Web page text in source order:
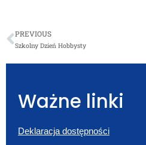
PREVIOUS
Szkolny Dzień Hobbysty
Ważne linki
Deklaracja dostępności